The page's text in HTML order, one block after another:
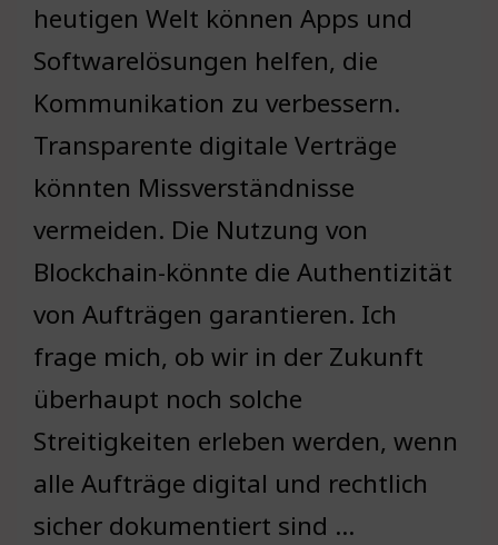
heutigen Welt können Apps und
Softwarelösungen helfen, die
Kommunikation zu verbessern.
Transparente digitale Verträge
könnten Missverständnisse
vermeiden. Die Nutzung von
Blockchain-könnte die Authentizität
von Aufträgen garantieren. Ich
frage mich, ob wir in der Zukunft
überhaupt noch solche
Streitigkeiten erleben werden, wenn
alle Aufträge digital und rechtlich
sicher dokumentiert sind …